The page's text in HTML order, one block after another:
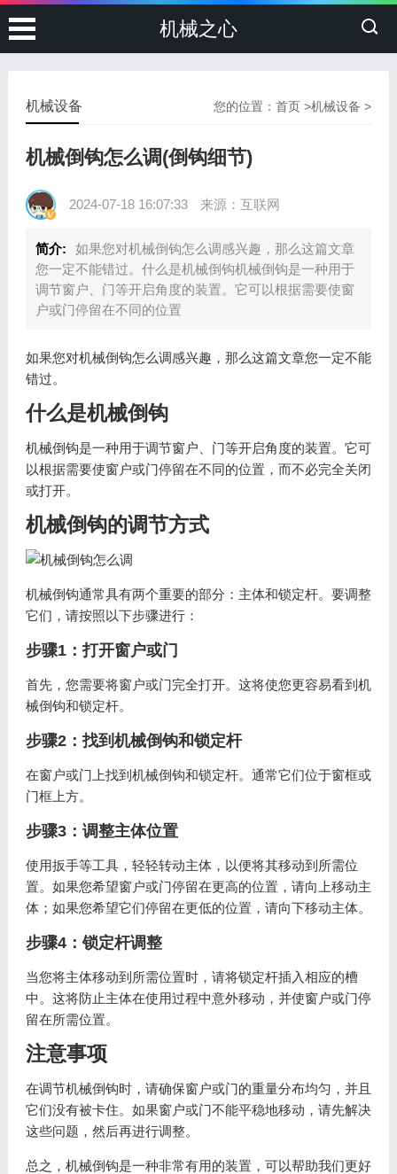
机械之心
您的位置：首页 >机械设备 >
机械设备
机械倒钩怎么调(倒钩细节)
2024-07-18 16:07:33 来源：互联网
简介:
如果您对机械倒钩怎么调感兴趣，那么这篇文章
您一定不能错过。什么是机械倒钩机械倒钩是一种用于
调节窗户、门等开启角度的装置。它可以根据需要使窗
户或门停留在不同的位置
如果您对机械倒钩怎么调感兴趣，那么这篇文章您一定不能
错过。
什么是机械倒钩
机械倒钩是一种用于调节窗户、门等开启角度的装置。它可
以根据需要使窗户或门停留在不同的位置，而不必完全关闭
或打开。
机械倒钩的调节方式
机械倒钩通常具有两个重要的部分：主体和锁定杆。要调整
它们，请按照以下步骤进行：
步骤1：打开窗户或门
首先，您需要将窗户或门完全打开。这将使您更容易看到机
械倒钩和锁定杆。
步骤2：找到机械倒钩和锁定杆
在窗户或门上找到机械倒钩和锁定杆。通常它们位于窗框或
门框上方。
步骤3：调整主体位置
使用扳手等工具，轻轻转动主体，以便将其移动到所需位
置。如果您希望窗户或门停留在更高的位置，请向上移动主
体；如果您希望它们停留在更低的位置，请向下移动主体。
步骤4：锁定杆调整
当您将主体移动到所需位置时，请将锁定杆插入相应的槽
中。这将防止主体在使用过程中意外移动，并使窗户或门停
留在所需位置。
注意事项
在调节机械倒钩时，请确保窗户或门的重量分布均匀，并且
它们没有被卡住。如果窗户或门不能平稳地移动，请先解决
这些问题，然后再进行调整。
总之，机械倒钩是一种非常有用的装置，可以帮助我们更好